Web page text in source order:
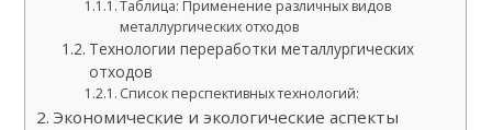
Таблица: Применение различных видов
металлургических отходов
Технологии переработки металлургических
отходов
Список перспективных технологий:
Экономические и экологические аспекты